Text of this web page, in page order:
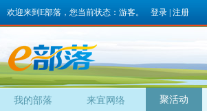
欢迎来到E部落，您当前状态：游客。 登录 注册
我的部落 来宜网络 聚活动